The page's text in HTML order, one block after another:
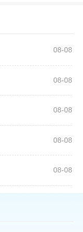
08-08
08-08
08-08
08-08
08-08